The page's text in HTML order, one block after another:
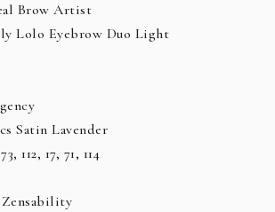
Brow Artist
Lolo Eyebrow Duo Light
Satin Lavender
112, 17, 71, 114